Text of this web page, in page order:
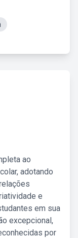
ao
adotando
e
em sua
excepcional,
por